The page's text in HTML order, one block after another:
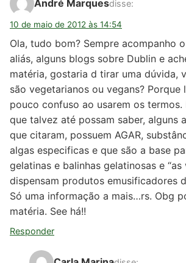
André Marquesdisse:
10 de maio de 2012 às 14:54
Ola, tudo bom? Sempre acompanho
aliás, alguns blogs sobre Dublin e
matéria, gostaria d tirar uma dúvida,
são vegetarianos ou vegans? Porque
pouco confuso ao usarem os termos.
que talvez até possam saber, alguns
que citaram, possuem AGAR,
algas especificas e que são a base
gelatinas e balinhas gelatinosas e “as
dispensam produtos emusificadores
Só uma informação a mais…rs. Obg
matéria. See há!!
Responder